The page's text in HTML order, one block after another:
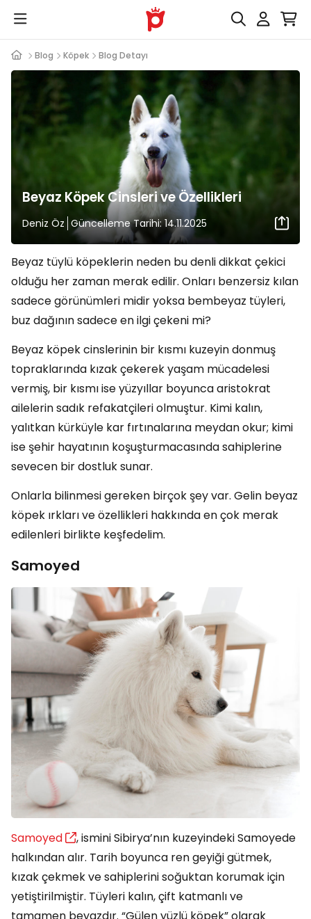
Blog Köpek Blog Detayı
Beyaz Köpek Cinsleri ve Özellikleri
Deniz Öz Güncelleme Tarihi: 14.11.2025
Beyaz tüylü köpeklerin neden bu denli dikkat çekici
olduğu her zaman merak edilir. Onları benzersiz kılan
sadece görünümleri midir yoksa bembeyaz tüyleri,
buz dağının sadece en ilgi çekeni mi?
Beyaz köpek cinslerinin bir kısmı kuzeyin donmuş
topraklarında kızak çekerek yaşam mücadelesi
vermiş, bir kısmı ise yüzyıllar boyunca aristokrat
ailelerin sadık refakatçileri olmuştur. Kimi kalın,
yalıtkan kürküyle kar fırtınalarına meydan okur; kimi
ise şehir hayatının koşuşturmacasında sahiplerine
sevecen bir dostluk sunar.
Onlarla bilinmesi gereken birçok şey var. Gelin beyaz
köpek ırkları ve özellikleri hakkında en çok merak
edilenleri birlikte keşfedelim.
Samoyed
Samoyed
, ismini Sibirya’nın kuzeyindeki Samoyede
halkından alır. Tarih boyunca ren geyiği gütmek,
kızak çekmek ve sahiplerini soğuktan korumak için
yetiştirilmiştir. Tüyleri kalın, çift katmanlı ve